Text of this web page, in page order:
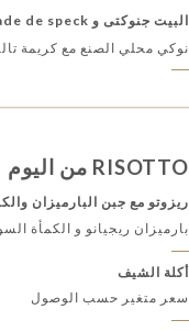
البيت جنوكتى و chiffonnade de speck
نوكي محلي الصنع مع كريمة
RISOTTO من اليوم
ريزوتو مع جبن البارميزان
بارميزان ريجيانو و الكمأة
أكلة الشيف
سعر متغير حسب الوصول